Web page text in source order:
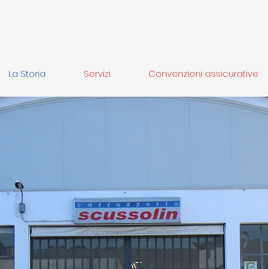
La Storia Servizi Convenzioni assicurative